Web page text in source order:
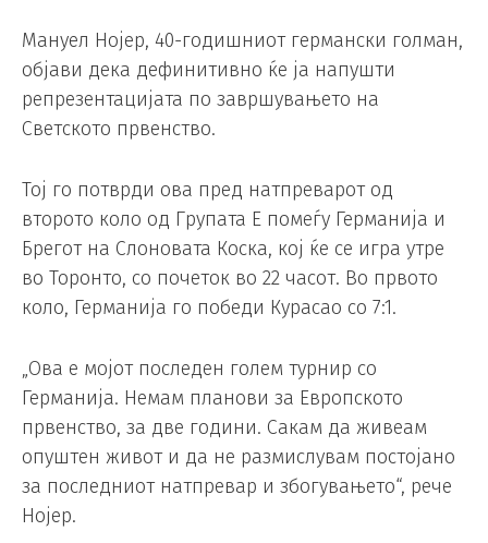
Мануел Нојер, 40-годишниот германски голман,
објави дека дефинитивно ќе ја напушти
репрезентацијата по завршувањето на
Светското првенство.
Тој го потврди ова пред натпреварот од
второто коло од Групата Е помеѓу Германија и
Брегот на Слоновата Коска, кој ќе се игра утре
во Торонто, со почеток во 22 часот. Во првото
коло, Германија го победи Курасао со 7:1.
„Ова е мојот последен голем турнир со
Германија. Немам планови за Европското
првенство, за две години. Сакам да живеам
опуштен живот и да не размислувам постојано
за последниот натпревар и збогувањето“, рече
Нојер.